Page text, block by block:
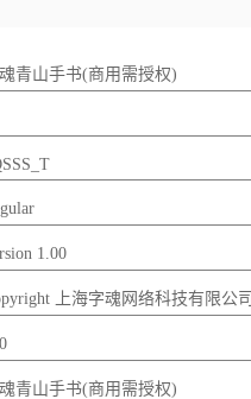
青山手书(商用需授权)
1.00
上海字魂网络科技有限公司
青山手书(商用需授权)